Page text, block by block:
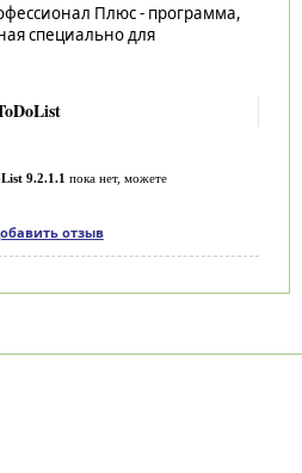
Плюс - программа,
специально для
9.2.1.1 пока нет, можете
отзыв